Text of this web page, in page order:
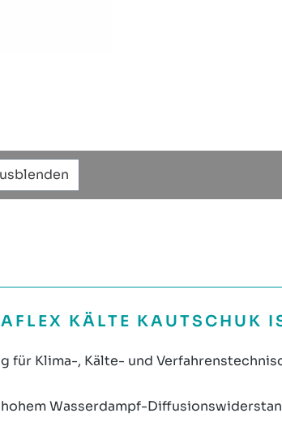
KÄLTE KAUTSCHUK
für Klima-, Kälte- und
Wasserdampf-